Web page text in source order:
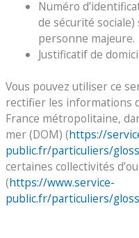
Numéro
de sécurité
personne majeure.
Justificatif de
Vous pouvez utiliser ce
rectifier les informations
France métropolitaine,
mer (DOM) (https://
public.fr/particuliers/
certaines collectivités
(https://www.service-
public.fr/particuliers/